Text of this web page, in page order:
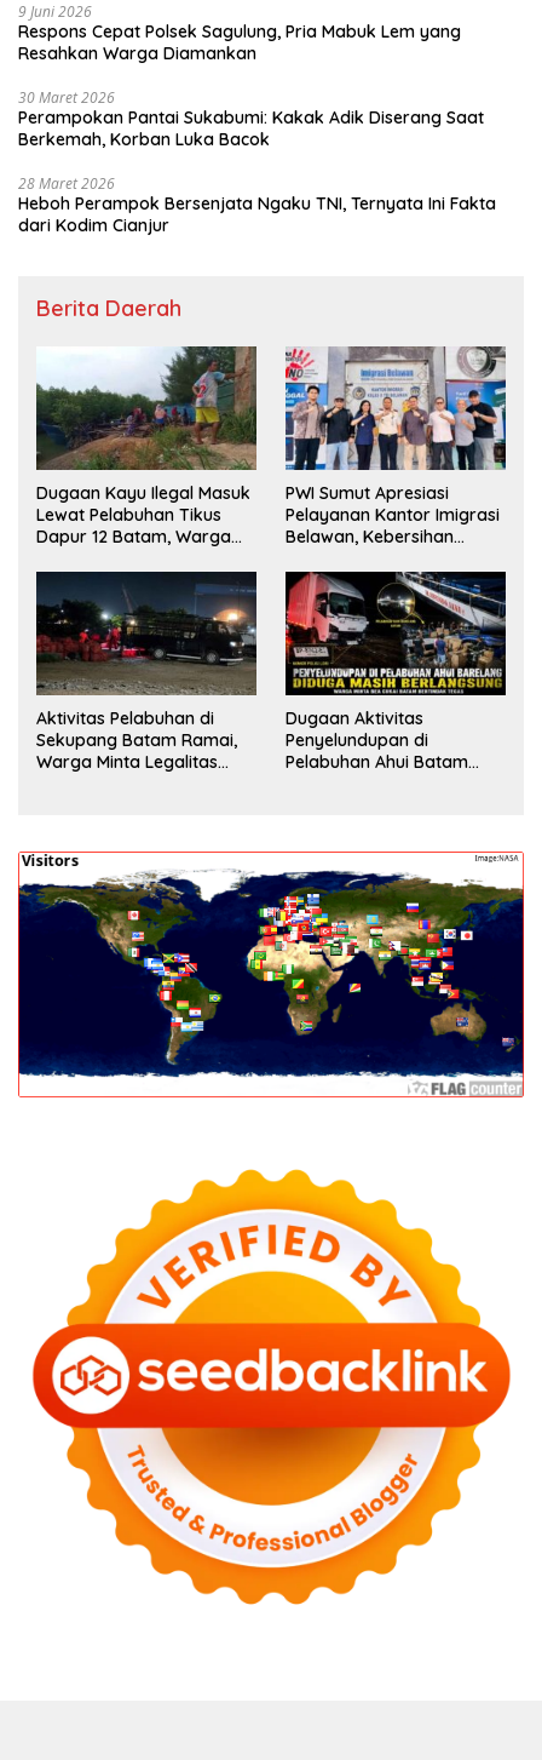
9 Juni 2026
Respons Cepat Polsek Sagulung, Pria Mabuk Lem yang
Resahkan Warga Diamankan
30 Maret 2026
Perampokan Pantai Sukabumi: Kakak Adik Diserang Saat
Berkemah, Korban Luka Bacok
28 Maret 2026
Heboh Perampok Bersenjata Ngaku TNI, Ternyata Ini Fakta
dari Kodim Cianjur
Berita Daerah
Dugaan Kayu Ilegal Masuk
Lewat Pelabuhan Tikus
Dapur 12 Batam, Warga
Pengecekan
PWI Sumut Apresiasi
Pelayanan Kantor Imigrasi
Belawan, Kebersihan
Aktivitas Pelabuhan di
Sekupang Batam Ramai,
Warga Minta Legalitas
Dugaan Aktivitas
Penyelundupan di
Pelabuhan Ahui Batam